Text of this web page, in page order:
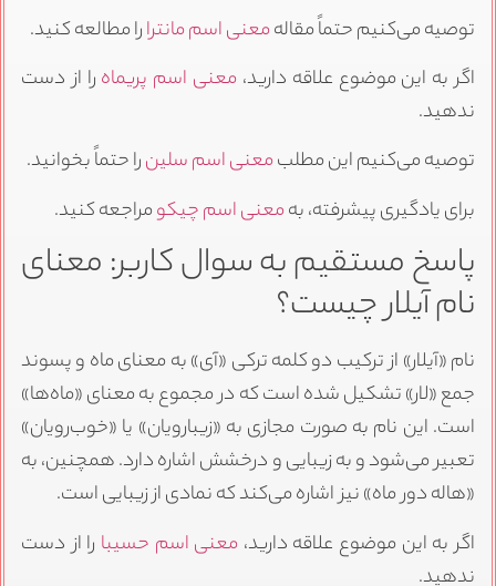
توصیه می‌کنیم حتماً مقالهمعنی اسم مانترارا مطالعه کنید.
اگر به این موضوع علاقه دارید، معنی اسم پریماهرا از دست
ندهید.
توصیه می‌کنیم این مطلبمعنی اسم سلینرا حتماً بخوانید.
برای یادگیری پیشرفته، بهمعنی اسم چیکومراجعه کنید.
پاسخ مستقیم به سوال کاربر: معنای
نام آیلار چیست؟
نام «آیلار» از ترکیب دو کلمه ترکی «آی» به معنای ماه و پسوند
جمع «لار» تشکیل شده است که در مجموع به معنای «ماه‌ها»
است. این نام به صورت مجازی به «زیبارویان» یا «خوب‌رویان»
تعبیر می‌شود و به زیبایی و درخشش اشاره دارد. همچنین، به
«هاله دور ماه» نیز اشاره می‌کند که نمادی از زیبایی است.
اگر به این موضوع علاقه دارید، معنی اسم حسیبارا از دست
ندهید.